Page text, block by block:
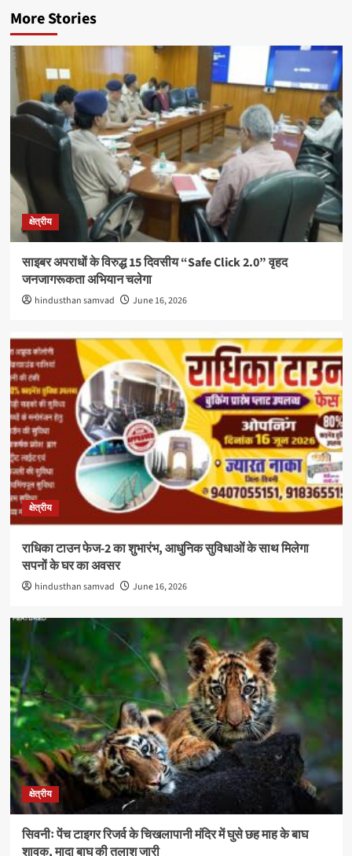
More Stories
क्षेत्रीय
साइबर अपराधों के विरुद्ध 15 दिवसीय “Safe Click 2.0” वृहद
जनजागरूकता अभियान चलेगा
hindusthan samvad June 16, 2026
क्षेत्रीय
राधिका टाउन फेज-2 का शुभारंभ, आधुनिक सुविधाओं के साथ मिलेगा
सपनों के घर का अवसर
hindusthan samvad June 16, 2026
क्षेत्रीय
सिवनीः पेंच टाइगर रिजर्व के चिखलापानी मंदिर में घुसे छह माह के बाघ
शावक, मादा बाघ की तलाश जारी